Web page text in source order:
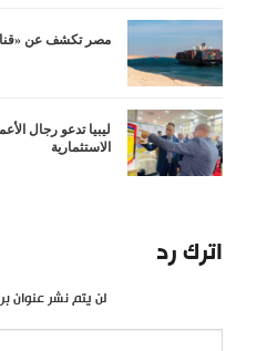
مصر تكشف عن
ليبيا تدعو رجال
الاستثمارية
اترك رد
لن يتم نشر عنوان